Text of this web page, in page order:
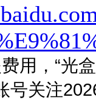
用，“光
号关注